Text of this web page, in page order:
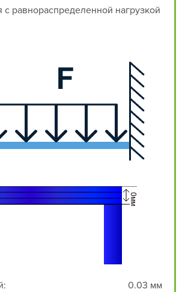
равнораспределенной нагрузкой
0.03 мм